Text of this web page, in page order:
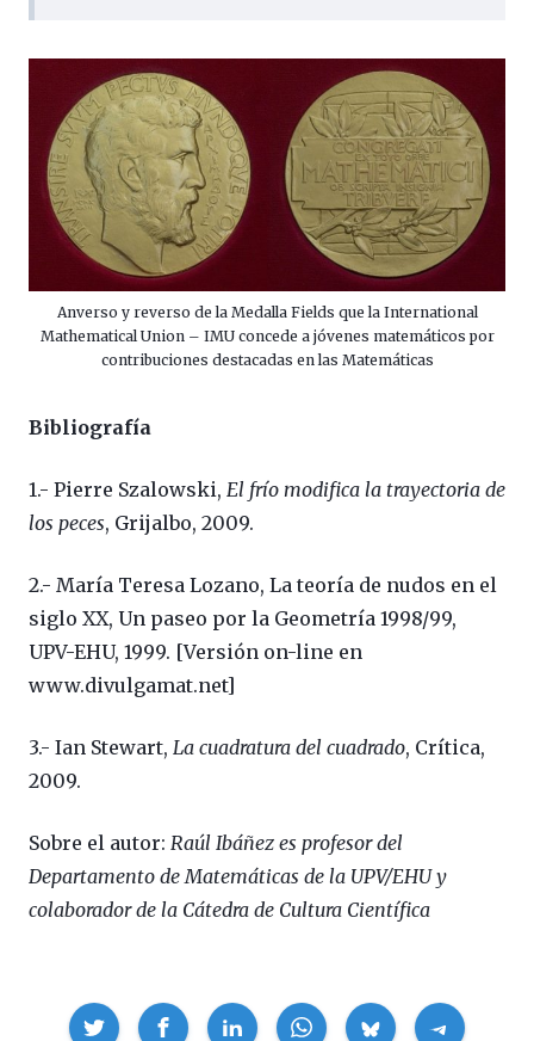
Anverso y reverso de la Medalla Fields que la International
Mathematical Union – IMU concede a jóvenes matemáticos por
contribuciones destacadas en las Matemáticas
Bibliografía
1.- Pierre Szalowski, El frío modifica la trayectoria de
los peces, Grijalbo, 2009.
2.- María Teresa Lozano, La teoría de nudos en el
siglo XX, Un paseo por la Geometría 1998/99,
UPV-EHU, 1999. [Versión on-line en
www.divulgamat.net]
3.- Ian Stewart, La cuadratura del cuadrado, Crítica,
2009.
Sobre el autor: Raúl Ibáñez es profesor del
Departamento de Matemáticas de la UPV/EHU y
colaborador de la Cátedra de Cultura Científica
Compartir